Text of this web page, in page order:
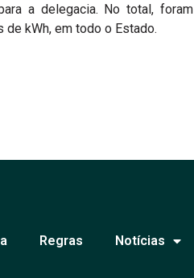
a delegacia. No total, foram
kWh, em todo o Estado.
Regras Notícias